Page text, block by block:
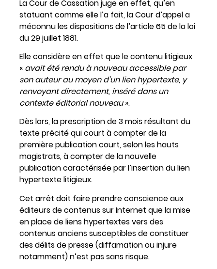
La Cour de Cassation juge en effet, qu’en
statuant comme elle l’a fait, la Cour d’appel a
méconnu les dispositions de l’article 65 de la loi
du 29 juillet 1881.
Elle considère en effet que le contenu litigieux
« avait été rendu à nouveau accessible par
son auteur au moyen d’un lien hypertexte, y
renvoyant directement, inséré dans un
contexte éditorial nouveau».
Dès lors, la prescription de 3 mois résultant du
texte précité qui court à compter de la
première publication court, selon les hauts
magistrats, à compter de la nouvelle
publication caractérisée par l’insertion du lien
hypertexte litigieux.
Cet arrêt doit faire prendre conscience aux
éditeurs de contenus sur Internet que la mise
en place de liens hypertextes vers des
contenus anciens susceptibles de constituer
des délits de presse (diffamation ou injure
notamment) n’est pas sans risque.